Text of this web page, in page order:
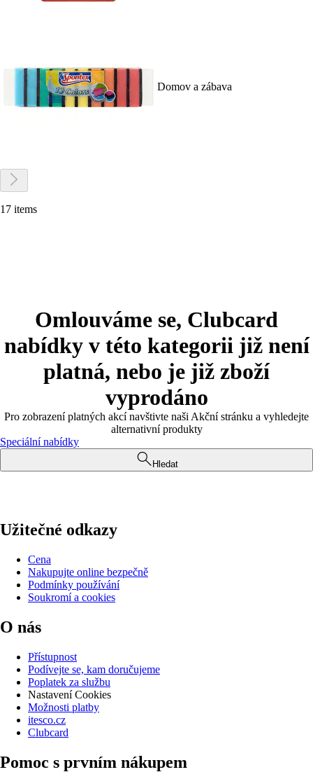
Domov a zábava
17 items
Omlouváme se, Clubcard
nabídky v této kategorii již není
platná, nebo je již zboží
vyprodáno
Pro zobrazení platných akcí navštivte naši Akční stránku a vyhledejte
alternativní produkty
Speciální nabídky
Hledat
Užitečné odkazy
Cena
Nakupujte online bezpečně
Podmínky používání
Soukromí a cookies
O nás
Přístupnost
Podívejte se, kam doručujeme
Poplatek za službu
Nastavení Cookies
Možnosti platby
itesco.cz
Clubcard
Pomoc s prvním nákupem